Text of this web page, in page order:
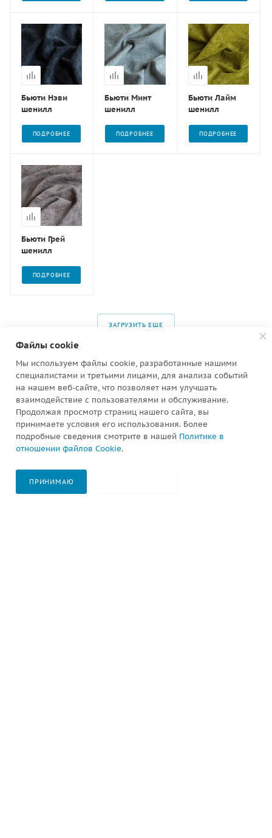
Бьюти Нэви
шенилл
ПОДРОБНЕЕ
Бьюти Минт
шенилл
ПОДРОБНЕЕ
Бьюти Лайм
шенилл
ПОДРОБНЕЕ
Бьюти Грей
шенилл
ПОДРОБНЕЕ
ЗАГРУЗИТЬ ЕЩЕ
Оплата удобным
способом: наличными,
картой онлайн, по счету
Доставка по России
быстро и качественно в
аккуратной упаковке!
Файлы cookie
Мы используем файлы cookie, разработанные нашими
специалистами и третьими лицами, для анализа событий
на нашем веб-сайте, что позволяет нам улучшать
взаимодействие с пользователями и обслуживание.
Продолжая просмотр страниц нашего сайта, вы
принимаете условия его использования. Более
подробные сведения смотрите в нашей Политике в
отношении файлов Cookie.
ПРИНИМАЮ